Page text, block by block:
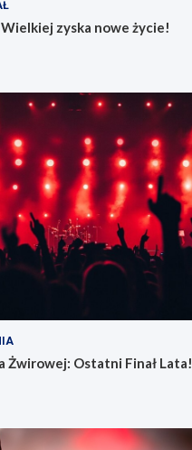
zyska nowe życie!
Żwirowej: Ostatni Finał Lata!